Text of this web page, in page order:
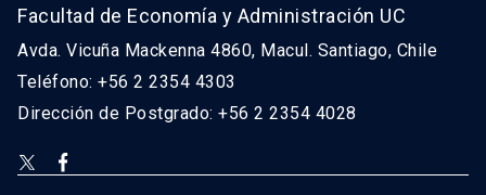
Facultad de Economía y Administración UC
Avda. Vicuña Mackenna 4860, Macul. Santiago, Chile
Teléfono: +56 2 2354 4303
Dirección de Postgrado: +56 2 2354 4028